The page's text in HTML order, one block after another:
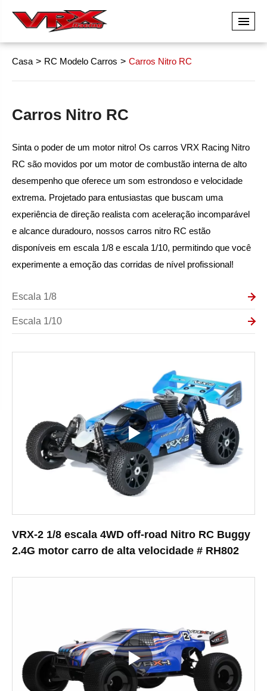
Casa RC Modelo Carros Carros Nitro RC
Carros Nitro RC
Sinta o poder de um motor nitro! Os carros VRX Racing Nitro
RC são movidos por um motor de combustão interna de alto
desempenho que oferece um som estrondoso e velocidade
extrema. Projetado para entusiastas que buscam uma
experiência de direção realista com aceleração incomparável
e alcance duradouro, nossos carros nitro RC estão
disponíveis em escala 1/8 e escala 1/10, permitindo que você
experimente a emoção das corridas de nível profissional!
Escala 1/8
Escala 1/10
VRX-2 1/8 escala 4WD off-road Nitro RC Buggy
2.4G motor carro de alta velocidade # RH802